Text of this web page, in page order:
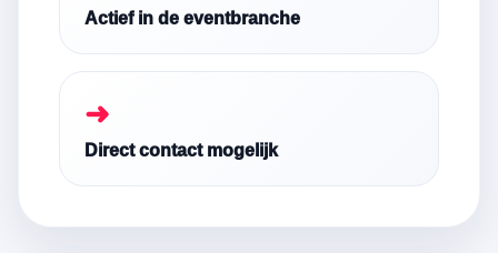
Actief in de eventbranche
➜
Direct contact mogelijk